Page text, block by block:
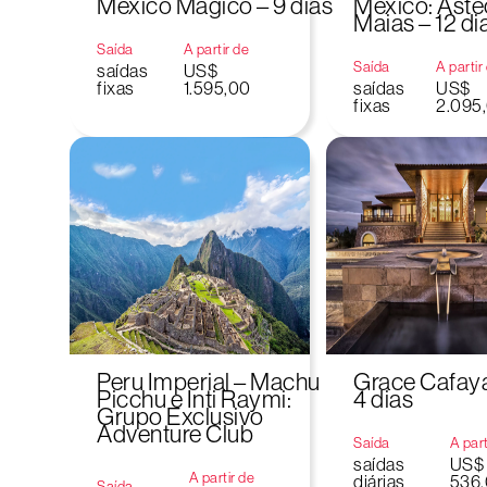
México Mágico – 9 dias
Saída
saídas
fixas
A partir de
US$
1.595,00
México:
Maias – 12
Saída
saídas
fixas
A partir
US$
Peru Imperial – Machu
Picchu e Inti Raymi:
Grupo Exclusivo
Adventure Club
A partir de
Grace
4 dias
Saída
saídas
diárias
A
US$